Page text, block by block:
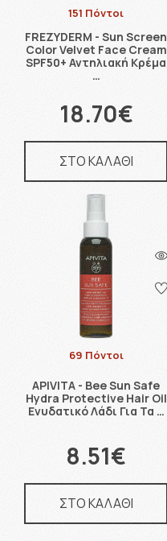
151 Πόντοι
FREZYDERM - Sun Screen
Color Velvet Face Cream
SPF50+ Αντηλιακή Κρέμα
…
18.70€
ΣΤΟ ΚΑΛΑΘΙ
69 Πόντοι
APIVITA - Bee Sun Safe
Hydra Protective Hair Oil
Ενυδατικό Λάδι Για Τα …
8.51€
ΣΤΟ ΚΑΛΑΘΙ